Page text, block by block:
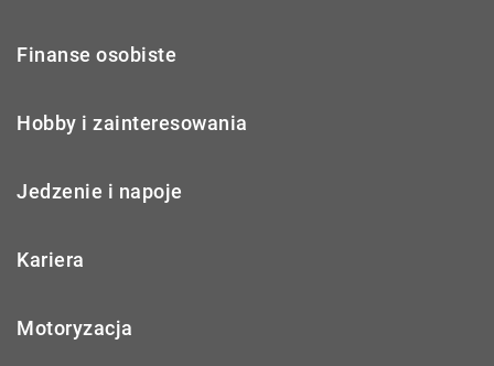
Finanse osobiste
Hobby i zainteresowania
Jedzenie i napoje
Kariera
Motoryzacja